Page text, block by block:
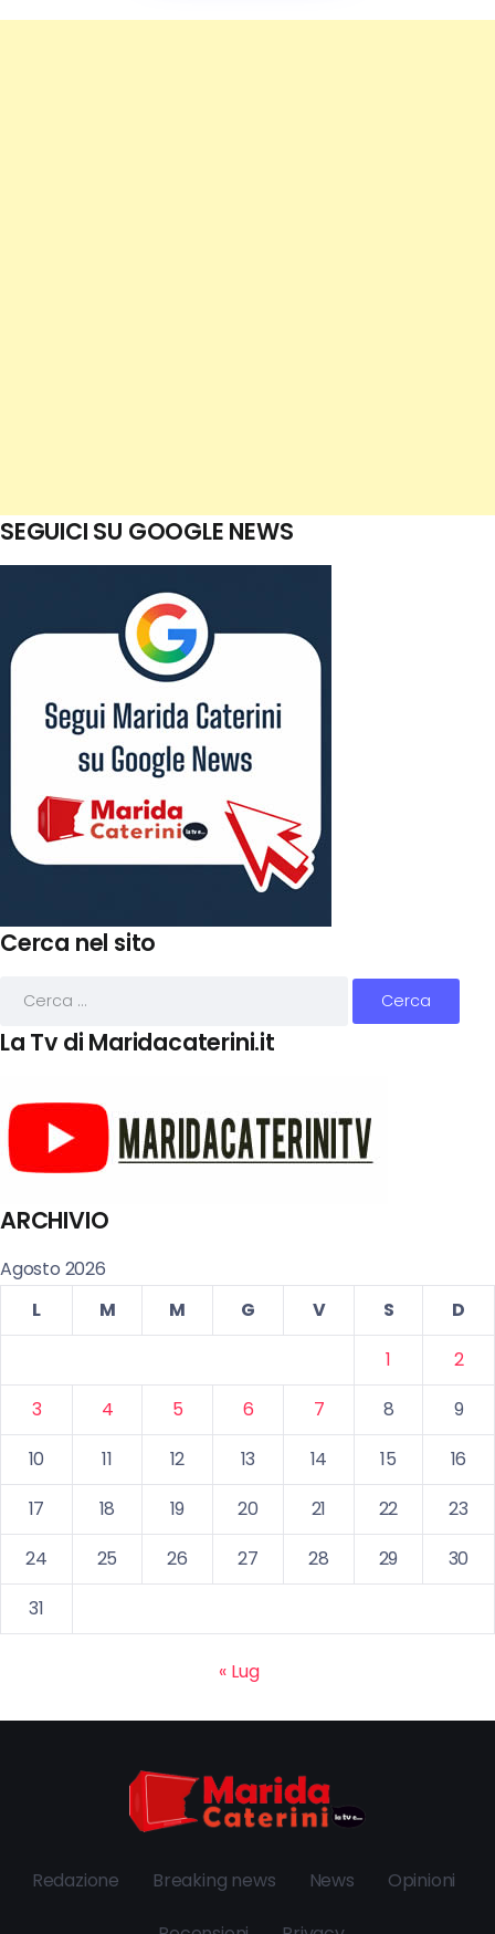
SEGUICI SU GOOGLE NEWS
Cerca nel sito
La Tv di Maridacaterini.it
ARCHIVIO
Agosto 2026
L
M M G V S
D
1
2
3
4 5 6 7 8
9
10
11 12 13 14 15
16
17
18 19 20 21 22
23
24
25 26 27 28 29
30
31
« Lug
Redazione Breaking news News Opinioni